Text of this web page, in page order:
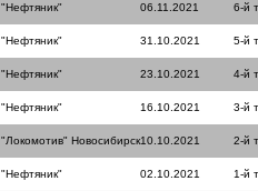
"Нефтяник" 06.11.2021 6-й
"Нефтяник" 31.10.2021 5-й
"Нефтяник" 23.10.2021 4-й
"Нефтяник" 16.10.2021 3-й
"Локомотив" Новосибирск10.10.2021 2-й
"Нефтяник" 02.10.2021 1-й